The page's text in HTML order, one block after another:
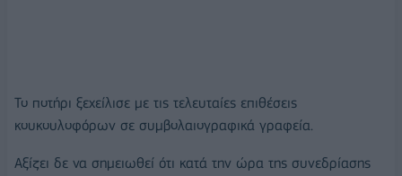
Το ποτήρι ξεχείλισε με τις τελευταίες επιθέσεις
κουκουλοφόρων σε συμβολαιογραφικά γραφεία.
Αξίζει δε να σημειωθεί ότι κατά την ώρα της συνεδρίασης